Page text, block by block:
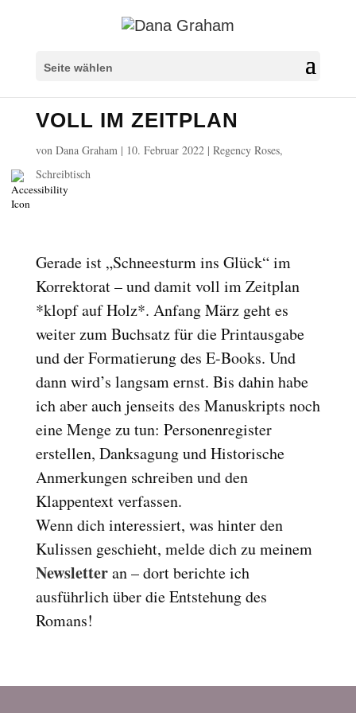
Seite wählen
VOLL IM ZEITPLAN
von Dana Graham| 10. Februar 2022| Regency Roses,
Schreibtisch
Gerade ist „Schneesturm ins Glück“ im
Korrektorat – und damit voll im Zeitplan
*klopf auf Holz*. Anfang März geht es
weiter zum Buchsatz für die Printausgabe
und der Formatierung des E-Books. Und
dann wird’s langsam ernst. Bis dahin habe
ich aber auch jenseits des Manuskripts noch
eine Menge zu tun: Personenregister
erstellen, Danksagung und Historische
Anmerkungen schreiben und den
Klappentext verfassen.
Wenn dich interessiert, was hinter den
Kulissen geschieht, melde dich zu meinem
Newsletteran – dort berichte ich
ausführlich über die Entstehung des
Romans!
Überschriften markieren
settings
zoom_out Herauszoomen
zoom_in Vergrößern
remove_circle_outline
add_circle_outline
brightness_high Heller Kontrast
brightness_low Dunkler Kontrast
format_underlined Links unterstreichen
font_download Links markieren
all
options